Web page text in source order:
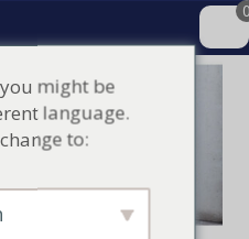
might be
language.
to: